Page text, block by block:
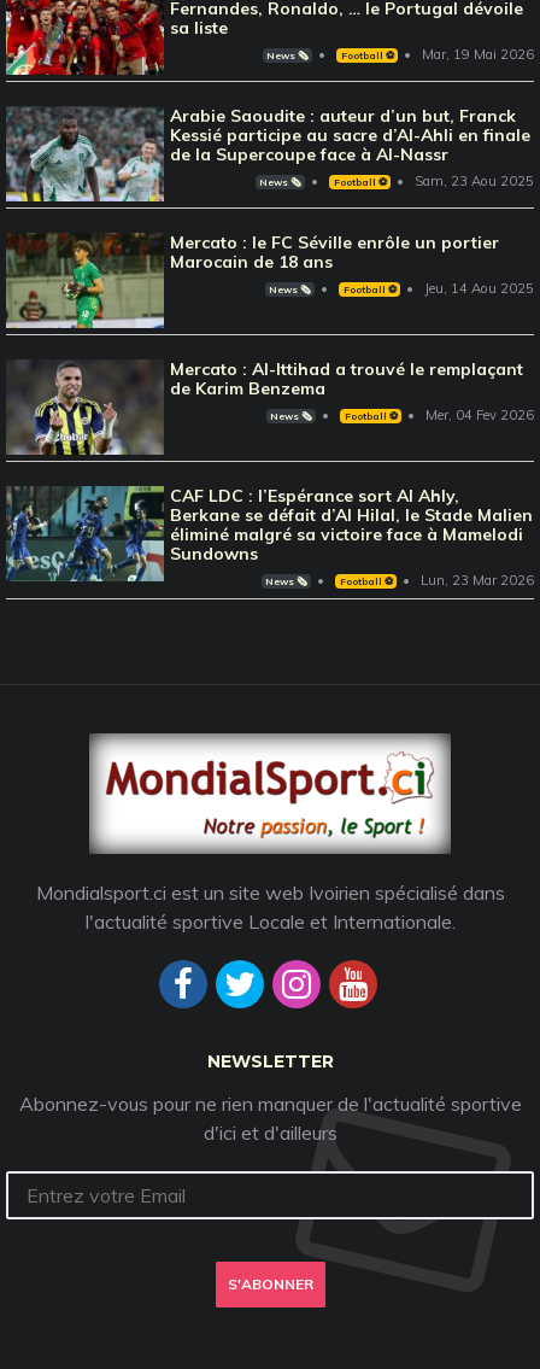
Fernandes, Ronaldo, … le Portugal dévoile
sa liste
News 🗞️ Football ⚽️ Mar, 19 Mai 2026
Arabie Saoudite : auteur d’un but, Franck
Kessié participe au sacre d’Al-Ahli en finale
de la Supercoupe face à Al-Nassr
News 🗞️ Football ⚽️ Sam, 23 Aou 2025
Mercato : le FC Séville enrôle un portier
Marocain de 18 ans
News 🗞️ Football ⚽️ Jeu, 14 Aou 2025
Mercato : Al-Ittihad a trouvé le remplaçant
de Karim Benzema
News 🗞️ Football ⚽️ Mer, 04 Fev 2026
CAF LDC : l’Espérance sort Al Ahly,
Berkane se défait d’Al Hilal, le Stade Malien
éliminé malgré sa victoire face à Mamelodi
Sundowns
News 🗞️ Football ⚽️ Lun, 23 Mar 2026
Mondialsport.ci est un site web Ivoirien spécialisé dans
l'actualité sportive Locale et Internationale.
NEWSLETTER
Abonnez-vous pour ne rien manquer de l'actualité sportive
d'ici et d'ailleurs
S'ABONNER